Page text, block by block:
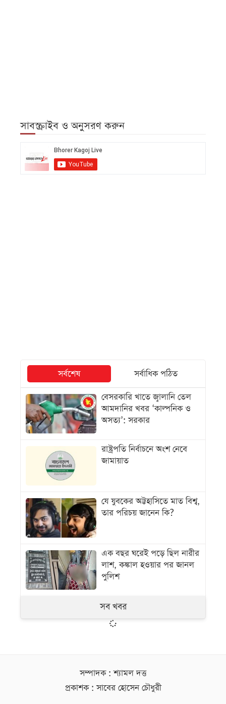
সাবস্ক্রাইব ও অনুসরণ করুন
সর্বশেষ
সর্বাধিক পঠিত
বেসরকারি খাতে জ্বালানি তেল
আমদানির খবর ‘কাল্পনিক ও
অসত্য’: সরকার
রাষ্ট্রপতি নির্বাচনে অংশ নেবে
জামায়াত
যে যুবকের অট্টহাসিতে মাত বিশ্ব,
তার পরিচয় জানেন কি?
এক বছর ঘরেই পড়ে ছিল নারীর
লাশ, কঙ্কাল হওয়ার পর জানল
পুলিশ
সব খবর
সম্পাদক : শ্যামল দত্ত
প্রকাশক : সাবের হোসেন চৌধুরী